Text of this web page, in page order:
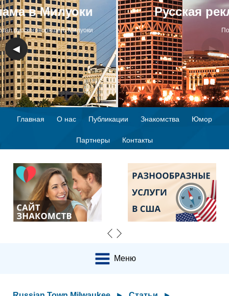
Русская реклама в Милуоки
Портал русскоговорящего Милуоки
◀ ▶
Главная О нас Публикации Знакомства Юмор
Партнеры Контакты
Меню